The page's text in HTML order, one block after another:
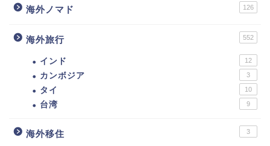
海外ノマド 126
海外旅行 552
インド 12
カンボジア 3
タイ 10
台湾 9
海外移住 3